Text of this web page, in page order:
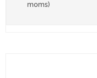
moms)